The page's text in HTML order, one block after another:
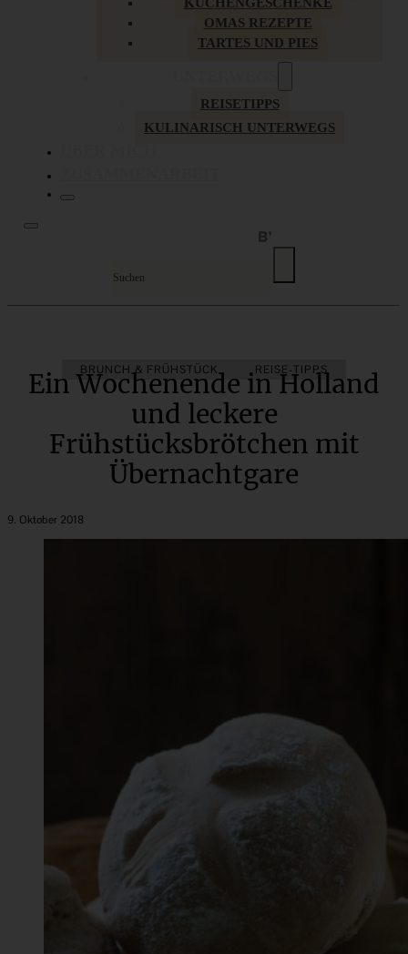
KÜCHENGESCHENKE
OMAS REZEPTE
TARTES UND PIES
REISETIPPS
KULINARISCH UNTERWEGS
BRUNCH & FRÜHSTÜCK REISE-TIPPS
Ein Wochenende in Holland
und leckere
Frühstücksbrötchen mit
Übernachtgare
9. Oktober 2018